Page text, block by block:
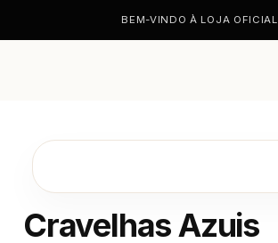
BEM-VINDO À LOJA OFICIAL
Cravelhas Azuis